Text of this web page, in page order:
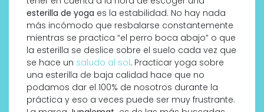
esterilla de yoga es la estabilidad. No hay nada
más incómodo que resbalarse constantemente
mientras se practica “el perro boca abajo” o que
la esterilla se deslice sobre el suelo cada vez que
se hace un saludo al sol. Practicar yoga sobre
una esterilla de baja calidad hace que no
podamos dar el 100% de nosotros durante la
práctica y eso a veces puede ser muy frustrante.